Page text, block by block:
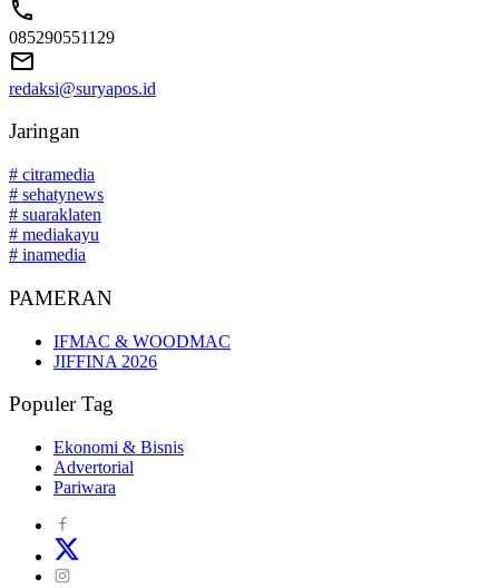
085290551129
redaksi@suryapos.id
Jaringan
# citramedia
# sehatynews
# suaraklaten
# mediakayu
# inamedia
PAMERAN
IFMAC & WOODMAC
JIFFINA 2026
Populer Tag
Ekonomi & Bisnis
Advertorial
Pariwara